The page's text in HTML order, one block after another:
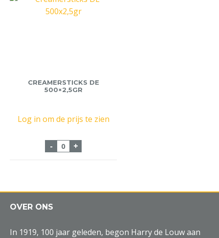
CREAMERSTICKS DE
500×2,5GR
Log in om de prijs te zien
- Creamersticks DE 500x2,5gr aantal
+
OVER ONS
In 1919, 100 jaar geleden, begon Harry de Louw aan